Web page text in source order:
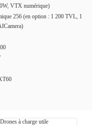
VTX numérique)
256 (en option : 1 200 TVL, 1